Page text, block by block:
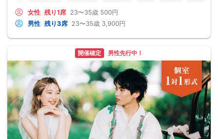
女性 残り1席 23〜35歳 500円
男性 残り3席 23〜35歳 3,900円
開催確定 男性先行中！